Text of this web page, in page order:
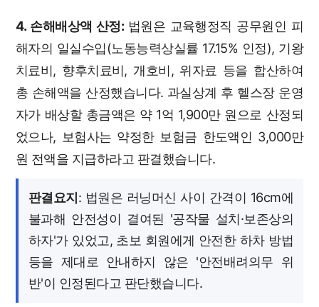
4. 손해배상액 산정: 법원은 교육행정직 공무원인 피
해자의 일실수입(노동능력상실률 17.15% 인정), 기왕
치료비, 향후치료비, 개호비, 위자료 등을 합산하여
총 손해액을 산정했습니다. 과실상계 후 헬스장 운영
자가 배상할 총금액은 약 1억 1,900만 원으로 산정되
었으나, 보험사는 약정한 보험금 한도액인 3,000만
원 전액을 지급하라고 판결했습니다.
판결요지 : 법원은 러닝머신 사이 간격이 16cm에
불과해 안전성이 결여된 '공작물 설치·보존상의
하자'가 있었고, 초보 회원에게 안전한 하차 방법
등을 제대로 안내하지 않은 '안전배려의무 위
반'이 인정된다고 판단했습니다.